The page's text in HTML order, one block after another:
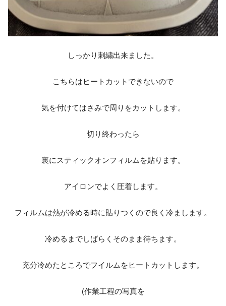
しっかり刺繍出来ました。
こちらはヒートカットできないので
気を付けてはさみで周りをカットします。
切り終わったら
裏にスティックオンフィルムを貼ります。
アイロンでよく圧着します。
フィルムは熱が冷める時に貼りつくので良く冷まします。
冷めるまでしばらくそのまま待ちます。
充分冷めたところでフイルムをヒートカットします。
(作業工程の写真を